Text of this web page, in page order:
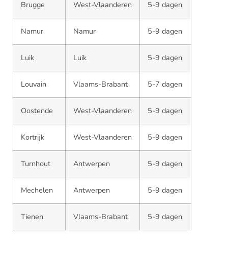
Brugge West-Vlaanderen 5-9 dagen
Namur Namur 5-9 dagen
Luik Luik 5-9 dagen
Louvain Vlaams-Brabant 5-7 dagen
Oostende West-Vlaanderen 5-9 dagen
Kortrijk West-Vlaanderen 5-9 dagen
Turnhout Antwerpen 5-9 dagen
Mechelen Antwerpen 5-9 dagen
Tienen Vlaams-Brabant 5-9 dagen